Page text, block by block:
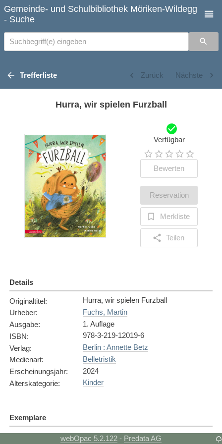
Gemeinde- und Schulbibliothek Möriken-Wildegg
- Suche
Suchbegriff(e) eingeben
Trefferliste Zurück Nächste
Hurra, wir spielen Furzball
Verfügbar
Bewerten
Reservation
Merkliste
Teilen
Details
Originaltitel:
Hurra, wir spielen Furzball
Urheber:
Fuchs, Martin
Ausgabe:
1. Auflage
ISBN:
978-3-219-12019-6
Verlag:
Berlin : Annette Betz
Medienart:
Belletristik
Erscheinungsjahr:
2024
Alterskategorie: Kinder
Exemplare
webOpac 5.2.122 - Predata AG